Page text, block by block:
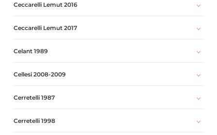
Ceccarelli Lemut 2016
Ceccarelli Lemut 2017
Celant 1989
Cellesi 2008-2009
Cerretelli 1987
Cerretelli 1998